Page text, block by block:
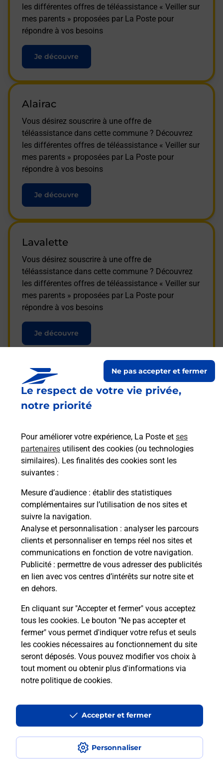
Le respect de votre vie privée,
notre priorité
Pour améliorer votre expérience, La Poste et ses
partenaires utilisent des cookies (ou technologies
similaires). Les finalités des cookies sont les
suivantes :
Mesure d’audience : établir des statistiques
complémentaires sur l’utilisation de nos sites et
suivre la navigation.
Analyse et personnalisation : analyser les parcours
clients et personnaliser en temps réel nos sites et
communications en fonction de votre navigation.
Publicité : permettre de vous adresser des publicités
en lien avec vos centres d’intérêts sur notre site et
en dehors.
En cliquant sur "Accepter et fermer" vous acceptez
tous les cookies. Le bouton "Ne pas accepter et
fermer" vous permet d'indiquer votre refus et seuls
les cookies nécessaires au fonctionnement du site
seront déposés. Vous pouvez modifier vos choix à
tout moment ou obtenir plus d'informations via
notre politique de cookies.
Personnaliser
Ne pas accepter et fermer
Accepter et fermer
les différentes offres de téléassistance « Veiller sur
mes parents » proposées par La Poste pour
répondre à vos besoins
Je découvre
Alairac
Vous désirez souscrire à une offre de
téléassistance dans cette commune ? Découvrez
les différentes offres de téléassistance « Veiller sur
mes parents » proposées par La Poste pour
répondre à vos besoins
Je découvre
Lavalette
Vous désirez souscrire à une offre de
téléassistance dans cette commune ? Découvrez
les différentes offres de téléassistance « Veiller sur
mes parents » proposées par La Poste pour
répondre à vos besoins
Je découvre
Questions fréquemment
posées
La téléassistance classique avec
médaillon d’alarme qu’est ce que
c’est ?
Comment fonctionne la
téléassistance classique ?
Comment est installée la
téléassistance classique ?
Localiser Liste
Liste - téléassistance
Aude - téléassistance
Belveze Du Razes - téléassistance
Accessibilité : partiellement conforme
Conditions contractuelles
Mentions légales